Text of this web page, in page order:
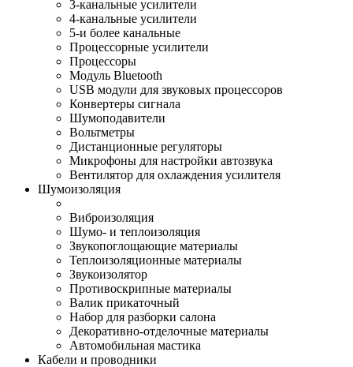
3-канальные усилители
4-канальные усилители
5-и более канальные
Процессорные усилители
Процессоры
Модуль Bluetooth
USB модули для звуковых процессоров
Конвертеры сигнала
Шумоподавители
Вольтметры
Дистанционные регуляторы
Микрофоны для настройки автозвука
Вентилятор для охлаждения усилителя
Шумоизоляция
Виброизоляция
Шумо- и теплоизоляция
Звукопоглощающие материалы
Теплоизоляционные материалы
Звукоизолятор
Противоскрипные материалы
Валик прикаточный
Набор для разборки салона
Декоративно-отделочные материалы
Автомобильная мастика
Кабели и проводники